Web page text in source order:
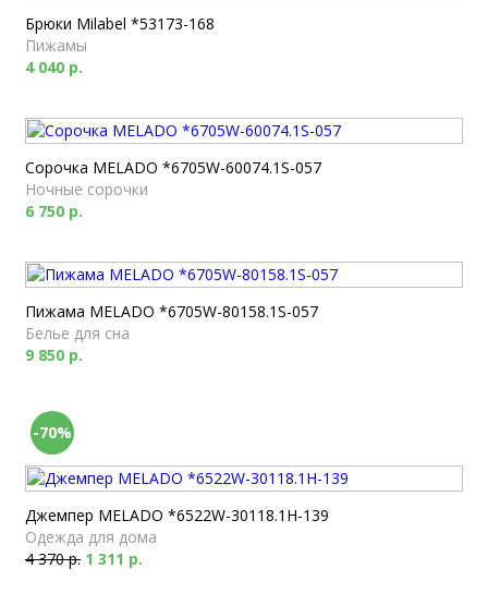
Брюки Milabel *53173-168
Пижамы
4 040 р.
Сорочка MELADO *6705W-60074.1S-057
Ночные сорочки
6 750 р.
Пижама MELADO *6705W-80158.1S-057
Белье для сна
9 850 р.
-70%
Джемпер MELADO *6522W-30118.1H-139
Одежда для дома
4 370 р. 1 311 р.